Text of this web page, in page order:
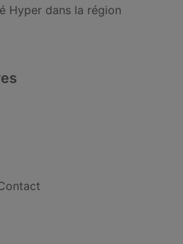
Hyper dans la région